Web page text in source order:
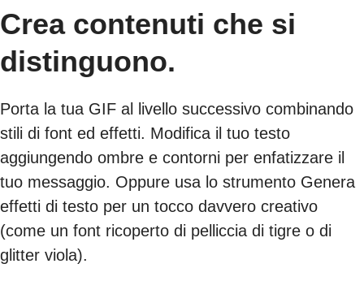
Crea contenuti che si
distinguono.
Porta la tua GIF al livello successivo combinando
stili di font ed effetti. Modifica il tuo testo
aggiungendo ombre e contorni per enfatizzare il
tuo messaggio. Oppure usa lo strumento Genera
effetti di testo per un tocco davvero creativo
(come un font ricoperto di pelliccia di tigre o di
glitter viola).